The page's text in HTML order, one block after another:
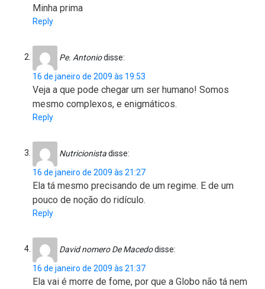
Minha prima
Reply
Pe. Antoniodisse:
16 de janeiro de 2009 às 19:53
Veja a que pode chegar um ser humano! Somos
mesmo complexos, e enigmáticos.
Reply
Nutricionistadisse:
16 de janeiro de 2009 às 21:27
Ela tá mesmo precisando de um regime. E de um
pouco de noção do ridículo.
Reply
David nomero De Macedodisse:
16 de janeiro de 2009 às 21:37
Ela vai é morre de fome, por que a Globo não tá nem